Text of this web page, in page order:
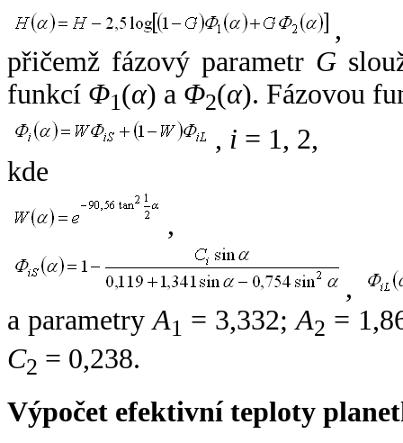
,
přičemž fázový parametr G
funkcí Φ1(α) a Φ2(α). Fázovou
, i = 1, 2,
kde
,
,
a parametryA1 = 3,332;A2 =
C2 = 0,238.
Výpočet efektivní teploty